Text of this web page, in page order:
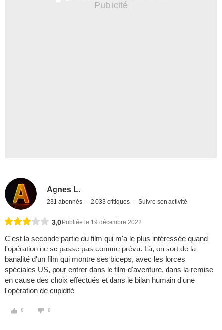
Agnes L.
231 abonnés 2 033 critiques Suivre son activité
3,0 Publiée le 19 décembre 2022
C'est la seconde partie du film qui m'a le plus intéressée quand
l'opération ne se passe pas comme prévu. Là, on sort de la
banalité d'un film qui montre ses biceps, avec les forces
spéciales US, pour entrer dans le film d'aventure, dans la remise
en cause des choix effectués et dans le bilan humain d'une
l'opération de cupidité
0 0